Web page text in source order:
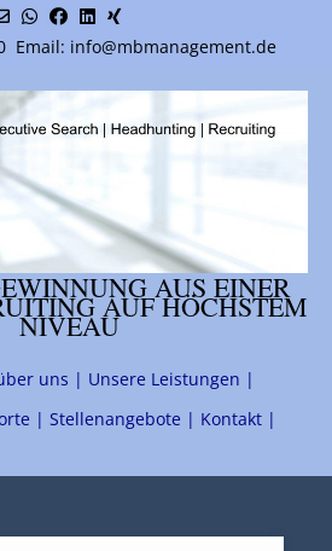
Email: info@mbmanagement.de
AUS EINER
AUF HÖCHSTEM
NIVEAU
uns | Unsere Leistungen |
| Stellenangebote | Kontakt |